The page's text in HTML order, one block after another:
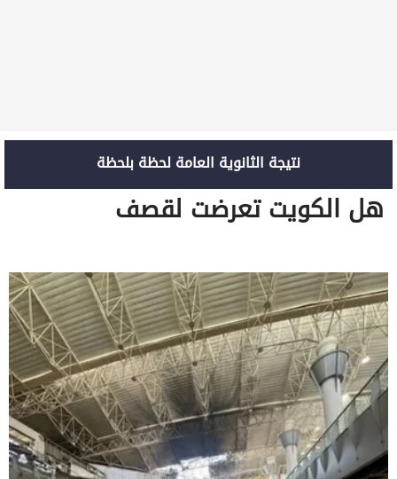
نتيجة الثانوية العامة لحظة بلحظة
هل الكويت تعرضت لقصف